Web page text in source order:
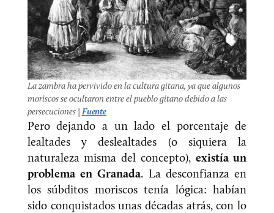
La zambra ha pervivido en la cultura gitana, ya que algunos
moriscos se ocultaron entre el pueblo gitano debido a las
persecuciones | Fuente
Pero dejando a un lado el porcentaje de
lealtades y deslealtades (o siquiera la
naturaleza misma del concepto), existía un
problema en Granada. La desconfianza en
los súbditos moriscos tenía lógica: habían
sido conquistados unas décadas atrás, con lo